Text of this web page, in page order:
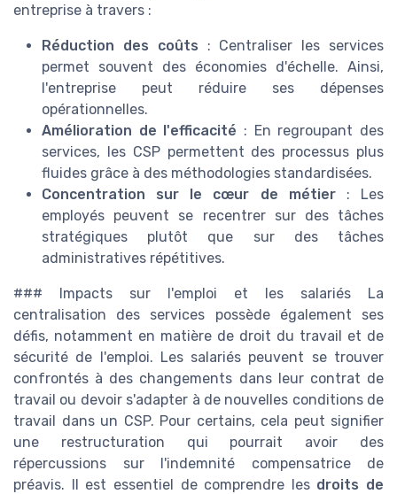
entreprise à travers :
Réduction des coûts : Centraliser les services
permet souvent des économies d'échelle. Ainsi,
l'entreprise peut réduire ses dépenses
opérationnelles.
Amélioration de l'efficacité : En regroupant des
services, les CSP permettent des processus plus
fluides grâce à des méthodologies standardisées.
Concentration sur le cœur de métier: Les
employés peuvent se recentrer sur des tâches
stratégiques plutôt que sur des tâches
administratives répétitives.
### Impacts sur l'emploi et les salariés La
centralisation des services possède également ses
défis, notamment en matière de droit du travail et de
sécurité de l'emploi. Les salariés peuvent se trouver
confrontés à des changements dans leur contrat de
travail ou devoir s'adapter à de nouvelles conditions de
travail dans un CSP. Pour certains, cela peut signifier
une restructuration qui pourrait avoir des
répercussions sur l'indemnité compensatrice de
préavis. Il est essentiel de comprendre les droits de